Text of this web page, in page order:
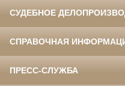
СУДЕБНОЕ
СПРАВОЧНАЯ
ПРЕСС-СЛУЖБА